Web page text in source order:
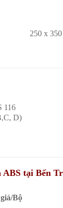
250 x 350
116
D)
ABS tại Bến
Bộ